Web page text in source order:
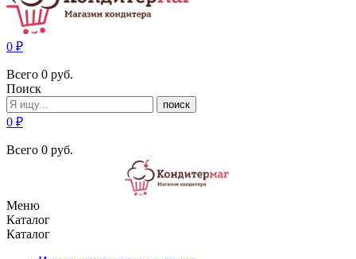
0 ₽
Всего 0 руб.
Поиск
поиск
0 ₽
Всего 0 руб.
Меню
Каталог
Каталог